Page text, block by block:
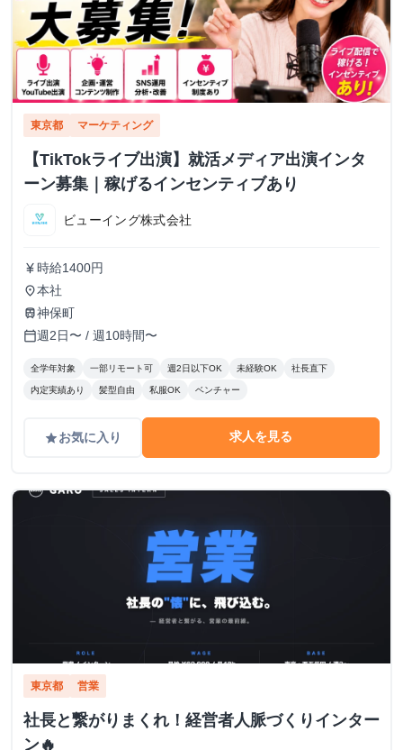
東京都 マーケティング
【TikTokライブ出演】就活メディア出演インタ
ーン募集｜稼げるインセンティブあり
ビューイング株式会社
currency_yen 時給1400円
place本社
train神保町
calendar_today週2日〜 / 週10時間〜
全学年対象 一部リモート可 週2日以下OK 未経験OK 社長直下
内定実績あり 髪型自由 私服OK ベンチャー
gradeお気に入り 求人を見る
東京都 営業
社長と繋がりまくれ！経営者人脈づくりインター
ン🔥